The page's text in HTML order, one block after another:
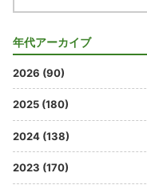
年代アーカイブ
2026 (90)
2025 (180)
2024 (138)
2023 (170)